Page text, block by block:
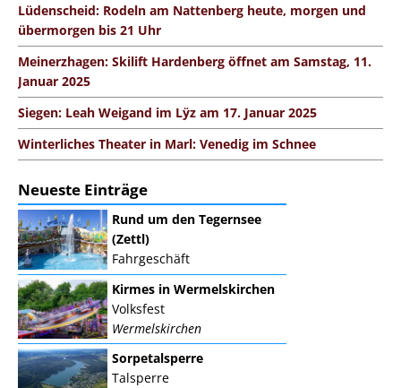
Lüdenscheid: Rodeln am Nattenberg heute, morgen und
übermorgen bis 21 Uhr
Meinerzhagen: Skilift Hardenberg öffnet am Samstag, 11.
Januar 2025
Siegen: Leah Weigand im Lÿz am 17. Januar 2025
Winterliches Theater in Marl: Venedig im Schnee
Neueste Einträge
Rund um den Tegernsee
(Zettl)
Fahrgeschäft
Kirmes in Wermelskirchen
Volksfest
Wermelskirchen
Sorpetalsperre
Talsperre